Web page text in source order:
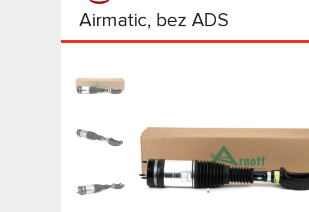
Airmatic, bez ADS